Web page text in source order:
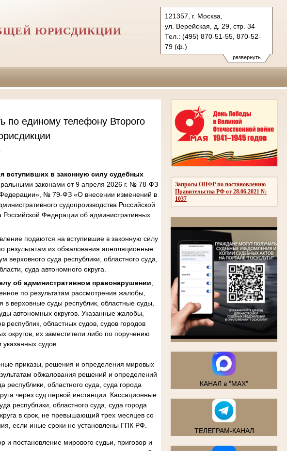
развернуть
121357, г. Москва,
ул. Верейская, д. 29, стр. 34
Тел.: (495) 870-51-55, 870-52-
79 (ф.)
2kas@sudrf.ru
ЮРИСДИКЦИИ
Запросы ОПФР по постановлению
Правительства РФ от 28.06.2021 №
1037
КАНАЛ в "MAX"
ТЕЛЕГРАМ-КАНАЛ
по единому телефону Второго
вступивших в законную силу судебных
законами от 9 апреля 2026 г. № 78-ФЗ
Федерации», № 79-ФЗ «О внесении изменений в
судопроизводства Российской
Федерации об административных
подаются на вступившие в законную силу
результатам их обжалования апелляционные
суда республики, областного суда,
суда автономного округа.
об административном правонарушении,
по результатам рассмотрения жалобы,
в верховные суды республик, областные суды,
автономных округов. Указанные жалобы,
областных судов, судов городов
округов, их заместители либо по поручению
указанных судов.
приказы, решения и определения мировых
обжалования решений и определений
областного суда, суда города
через суд первой инстанции. Кассационные
республики, областного суда, суда города
в срок, не превышающий трех месяцев со
если иные сроки не установлены ГПК РФ.
и постановление мирового судьи, приговор и